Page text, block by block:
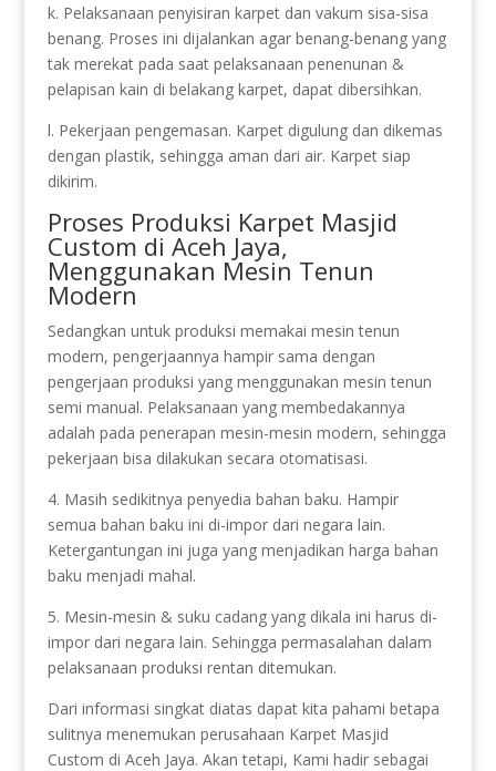
k. Pelaksanaan penyisiran karpet dan vakum sisa-sisa
benang. Proses ini dijalankan agar benang-benang yang
tak merekat pada saat pelaksanaan penenunan &
pelapisan kain di belakang karpet, dapat dibersihkan.
l. Pekerjaan pengemasan. Karpet digulung dan dikemas
dengan plastik, sehingga aman dari air. Karpet siap
dikirim.
Proses Produksi Karpet Masjid
Custom di Aceh Jaya,
Menggunakan Mesin Tenun
Modern
Sedangkan untuk produksi memakai mesin tenun
modern, pengerjaannya hampir sama dengan
pengerjaan produksi yang menggunakan mesin tenun
semi manual. Pelaksanaan yang membedakannya
adalah pada penerapan mesin-mesin modern, sehingga
pekerjaan bisa dilakukan secara otomatisasi.
4. Masih sedikitnya penyedia bahan baku. Hampir
semua bahan baku ini di-impor dari negara lain.
Ketergantungan ini juga yang menjadikan harga bahan
baku menjadi mahal.
5. Mesin-mesin & suku cadang yang dikala ini harus di-
impor dari negara lain. Sehingga permasalahan dalam
pelaksanaan produksi rentan ditemukan.
Dari informasi singkat diatas dapat kita pahami betapa
sulitnya menemukan perusahaan Karpet Masjid
Custom di Aceh Jaya. Akan tetapi, Kami hadir sebagai